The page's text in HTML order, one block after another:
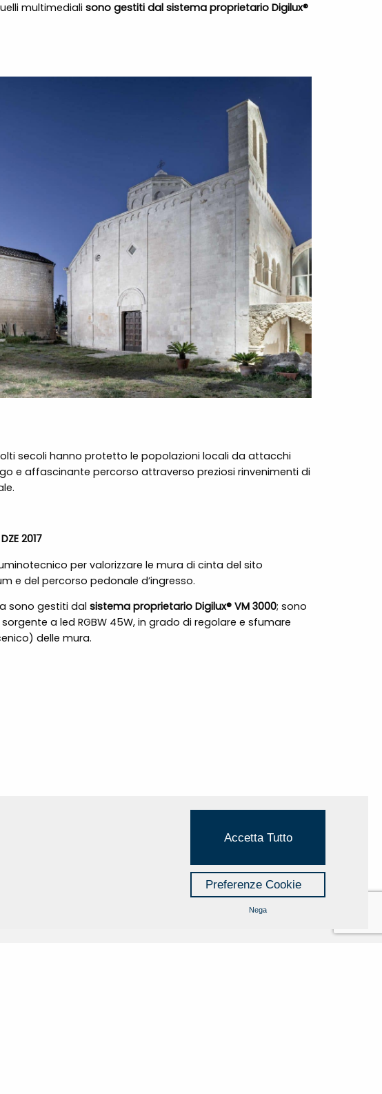
multimediali sono gestiti dal sistema proprietario Digilux®
secoli hanno protetto le popolazioni locali da attacchi
e affascinante percorso attraverso preziosi rinvenimenti di
2017
per valorizzare le mura di cinta del sito
e del percorso pedonale d’ingresso.
sono gestiti dal sistema proprietario Digilux® VM 3000; sono
a led RGBW 45W, in grado di regolare e sfumare
delle mura.
Accetta Tutto
Preferenze Cookie
Nega